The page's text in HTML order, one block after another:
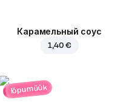
Карамельный соус
1,40 €
lõpumüük